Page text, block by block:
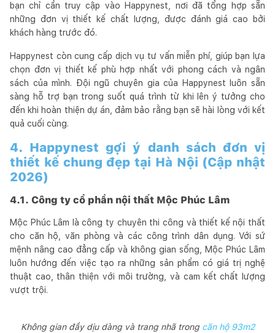
bạn chỉ cần truy cập vào Happynest, nơi đã tổng hợp sẵn
những đơn vị thiết kế chất lượng, được đánh giá cao bởi
khách hàng trước đó.
Happynest còn cung cấp dịch vụ tư vấn miễn phí, giúp bạn lựa
chọn đơn vị thiết kế phù hợp nhất với phong cách và ngân
sách của mình. Đội ngũ chuyên gia của Happynest luôn sẵn
sàng hỗ trợ bạn trong suốt quá trình từ khi lên ý tưởng cho
đến khi hoàn thiện dự án, đảm bảo rằng bạn sẽ hài lòng với kết
quả cuối cùng.
4. Happynest gợi ý danh sách đơn vị
thiết kế chung đẹp tại Hà Nội (Cập nhật
2026)
4.1. Công ty cổ phần nội thất Mộc Phúc Lâm
Mộc Phúc Lâm là công ty chuyên thi công và thiết kế nội thất
cho căn hộ, văn phòng và các công trình dân dụng. Với sứ
mệnh nâng cao đẳng cấp và không gian sống, Mộc Phúc Lâm
luôn hướng đến việc tạo ra những sản phẩm có giá trị nghệ
thuật cao, thân thiện với môi trường, và cam kết chất lượng
vượt trội.
Không gian đầy dịu dàng và trang nhã trong căn hộ 93m2